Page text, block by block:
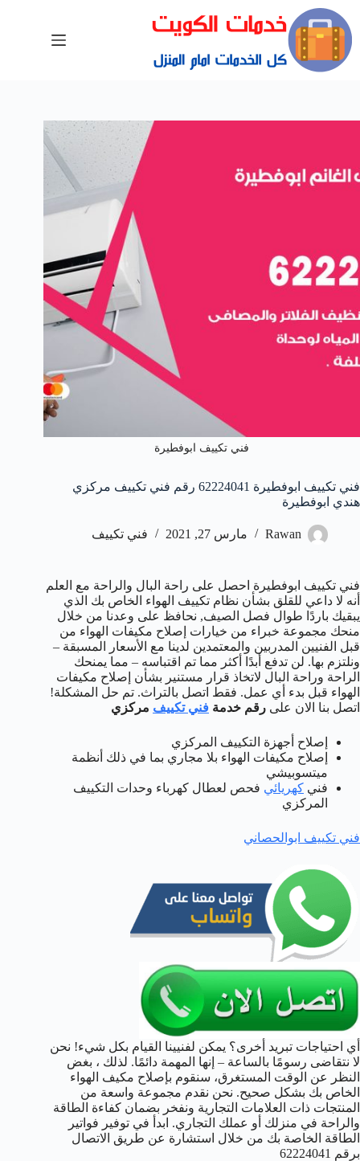
فني تكييف ابوفطيرة
فني تكييف ابوفطيرة 62224041 رقم فني تكييف مركزي
هندي ابوفطيرة
Rawan مارس 27, 2021 فني تكييف
فني تكييف ابوفطيرة احصل على راحة البال والراحة مع العلم
أنه لا داعي للقلق بشأن نظام تكييف الهواء الخاص بك الذي
يبقيك باردًا طوال فصل الصيف, نحافظ على وعدنا من خلال
منحك مجموعة خبراء من خيارات إصلاح مكيفات الهواء من
قبل الفنيين المدربين والمعتمدين لدينا مع الأسعار المسبقة –
ونلتزم بها. لن تدفع أبدًا أكثر مما تم اقتباسه – مما يمنحك
الراحة وراحة البال لاتخاذ قرار مستنير بشأن إصلاح مكيفات
الهواء قبل بدء أي عمل. فقط اتصل بالتراث. تم حل المشكلة!
اتصل بنا الان على رقم خدمة فني تكييف مركزي
إصلاح أجهزة التكييف المركزي
إصلاح مكيفات الهواء بلا مجاري بما في ذلك أنظمة
ميتسوبيشي
فني كهريائي فحص لعطال كهرباء وحدات التكييف
المركزي
فني تكييف ابوالحصاني
أي احتياجات تبريد أخرى؟ يمكن لفنيينا القيام بكل شيء! نحن
لا نتقاضى رسومًا بالساعة – إنها المهمة دائمًا. لذلك ، بغض
النظر عن الوقت المستغرق، سنقوم بإصلاح مكيف الهواء
الخاص بك بشكل صحيح. نحن نقدم مجموعة واسعة من
المنتجات ذات العلامات التجارية ونفخر بضمان كفاءة الطاقة
والراحة في منزلك أو عملك التجاري. ابدأ في توفير فواتير
الطاقة الخاصة بك من خلال استشارة عن طريق الاتصال
برقم 62224041